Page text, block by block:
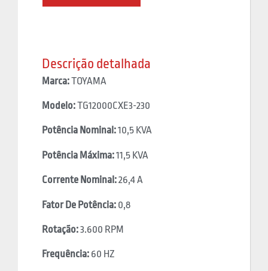
Descrição detalhada
Marca:TOYAMA
Modelo:TG12000CXE3-230
Potência Nominal:10,5 KVA
Potência Máxima:11,5 KVA
Corrente Nominal:26,4 A
Fator De Potência: 0,8
Rotação:3.600 RPM
Frequência: 60 HZ